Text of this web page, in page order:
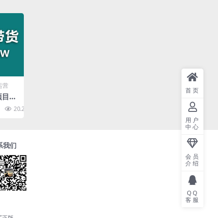
营
】
运
也
20.2K
我们
首页
用户
中心
会员
介绍
QQ
客服